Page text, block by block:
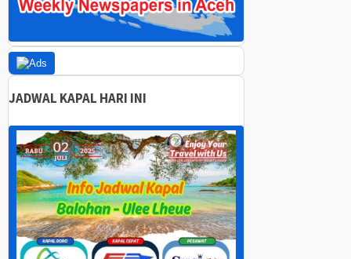
JADWAL KAPAL HARI INI